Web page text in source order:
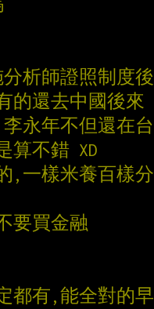
析師證照制度後
的還去中國後來
永年不但還在台
算不錯 XD
,一樣米養百樣分
要買金融
都有,能全對的早